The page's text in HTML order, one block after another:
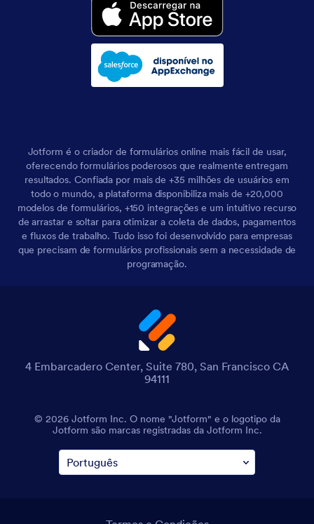
Jotform é o criador de formulários online mais fácil de usar,
oferecendo formulários poderosos que realmente entregam
resultados. Confiada por mais de +35 milhões de usuários em
todo o mundo, a plataforma disponibiliza mais de +20,000
modelos de formulários, +150 integrações e um intuitivo recurso
de arrastar e soltar para otimizar a coleta de dados, pagamentos
e fluxos de trabalho. Tudo isso foi desenvolvido para empresas
que precisam de formulários profissionais sem a necessidade de
programação.
4 Embarcadero Center, Suite 780, San Francisco CA
94111
© 2026 Jotform Inc. O nome "Jotform" e o logotipo da
Jotform são marcas registradas da Jotform Inc.